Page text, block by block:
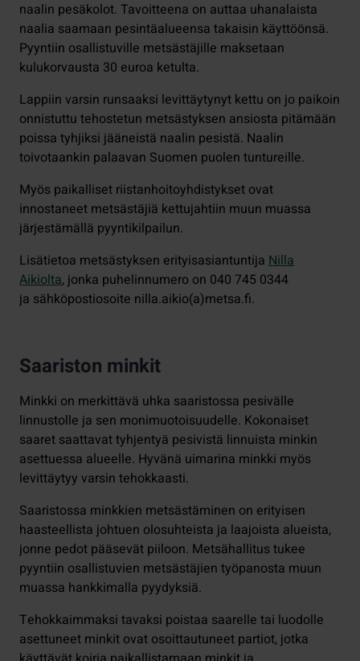
naalin pesäkolot. Tavoitteena on auttaa uhanalaista
naalia saamaan pesintäalueensa takaisin käyttöönsä.
Pyyntiin osallistuville metsästäjille maksetaan
kulukorvausta 30 euroa ketulta.
Lappiin varsin runsaaksi levittäytynyt kettu on jo paikoin
onnistuttu tehostetun metsästyksen ansiosta pitämään
poissa tyhjiksi jääneistä naalin pesistä. Naalin
toivotaankin palaavan Suomen puolen tuntureille.
Myös paikalliset riistanhoitoyhdistykset ovat
innostaneet metsästäjiä kettujahtiin muun muassa
järjestämällä pyyntikilpailun.
Lisätietoa metsästyksen erityisasiantuntija Nilla
Aikiolta, jonka puhelinnumero on 040 745 0344
ja sähköpostiosoite nilla.aikio(a)metsa.fi.
Saariston minkit
Minkki on merkittävä uhka saaristossa pesivälle
linnustolle ja sen monimuotoisuudelle. Kokonaiset
saaret saattavat tyhjentyä pesivistä linnuista minkin
asettuessa alueelle. Hyvänä uimarina minkki myös
levittäytyy varsin tehokkaasti.
Saaristossa minkkien metsästäminen on erityisen
haasteellista johtuen olosuhteista ja laajoista alueista,
jonne pedot pääsevät piiloon. Metsähallitus tukee
pyyntiin osallistuvien metsästäjien työpanosta muun
muassa hankkimalla pyydyksiä.
Tehokkaimmaksi tavaksi poistaa saarelle tai luodolle
asettuneet minkit ovat osoittautuneet partiot, jotka